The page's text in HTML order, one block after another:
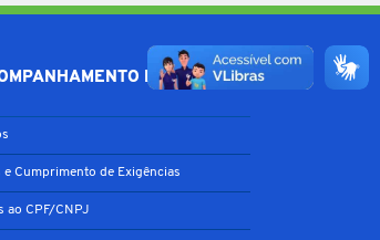
DE
Cumprimento de Exigências
ao CPF/CNPJ